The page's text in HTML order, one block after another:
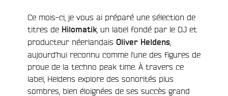
Ce mois-ci, je vous ai préparé une sélection de
titres de Hilomatik , un label fondé par le DJ et
producteur néerlandais Oliver Heldens
aujourd’hui reconnu comme l’une des figures de
proue de la techno peak time. À travers ce
label, Heldens explore des sonorités plus
sombres, bien éloignées de ses succès grand